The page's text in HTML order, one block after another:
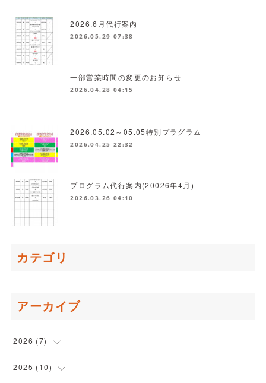
2026.6月代行案内
2026.05.29 07:38
一部営業時間の変更のお知らせ
2026.04.28 04:15
2026.05.02～05.05特別プラグラム
2026.04.25 22:32
プログラム代行案内(20026年4月)
2026.03.26 04:10
カテゴリ
アーカイブ
2026 (7)
(1)
2025 (10)